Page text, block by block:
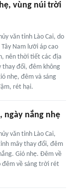
vùng núi trời
văn tỉnh Lào Cai, do
Nam lưỡi áp cao
nên thời tiết các địa
đổi, đêm không
nhẹ, đêm và sáng
rét hại.
ngày nắng nhẹ
văn tỉnh Lào Cai,
mây thay đổi, đêm
Gió nhẹ. Đêm về
đêm về sáng trời rét